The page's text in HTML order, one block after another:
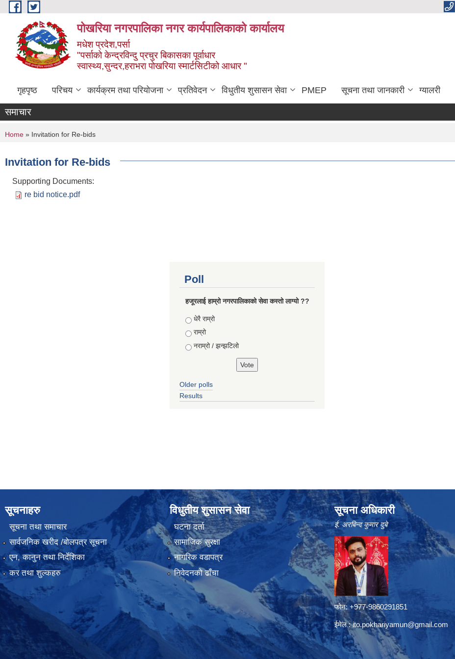
Skip to main content
पोखरिया नगरपालिका नगर कार्यपालिकाको कार्यालय
मधेश प्रदेश,पर्सा
"पर्साको केन्द्रविन्दु प्रचुर बिकासका पूर्वाधार
स्वास्थ्य,सुन्दर,हराभरा पोखरिया स्मार्टसिटीको आधार "
गृहपृष्ठ परिचय कार्यक्रम तथा परियोजना प्रतिवेदन विधुतीय शुसासन सेवा PMEP सूचना तथा जानकारी ग्यालरी
समाचार
You are here
Home » Invitation for Re-bids
Invitation for Re-bids
Supporting Documents:
re bid notice.pdf
Poll
हजूरलाई हाम्रो नगरपालिकाको सेवा कस्तो लाग्यो ??
Choices
धेरै राम्रो
राम्रो
नराम्रो / झन्झटिलो
Older polls
Results
सूचनाहरु
सूचना तथा समाचार
सार्वजनिक खरीद /बोलपत्र सूचना
एन, कानुन तथा निर्देशिका
कर तथा शुल्कहरु
विधुतीय शुसासन सेवा
घटना दर्ता
सामाजिक सुरक्षा
नागरिक वडापत्र
निवेदनको ढाँचा
सूचना अधिकारी
ई. अरबिन्द कुमार दुबे
फोन: +977-9860291851
ईमेल :ito.pokhariyamun@gmail.com